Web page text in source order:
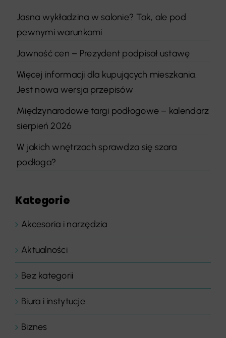
Jasna wykładzina w salonie? Tak, ale pod
pewnymi warunkami
Jawność cen – Prezydent podpisał ustawę
Więcej informacji dla kupujących mieszkania.
Jest nowa wersja przepisów
Międzynarodowe targi podłogowe – kalendarz
sierpień 2026
W jakich wnętrzach sprawdza się szara
podłoga?
Kategorie
Akcesoria i narzędzia
Aktualności
Bez kategorii
Biura i instytucje
Biznes